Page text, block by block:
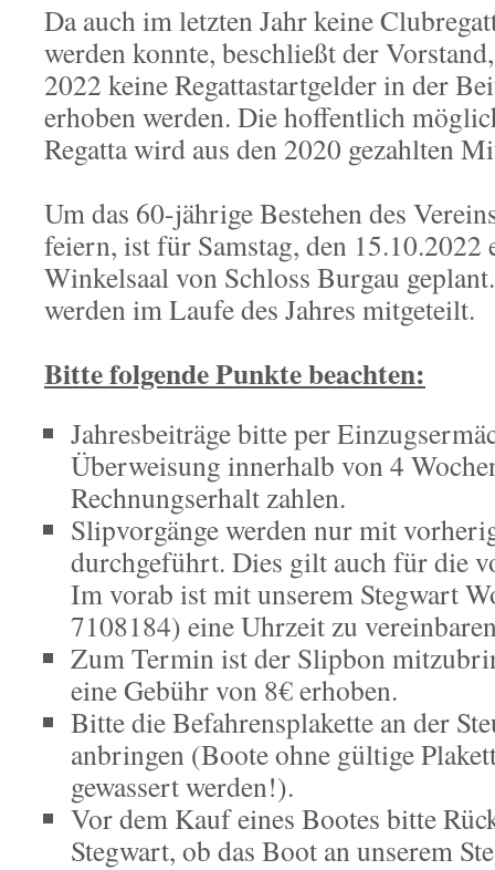
Da auch im letzten Jahr keine
werden konnte, beschließt der
2022 keine Regattastartgelder in der
erhoben werden. Die hoffentlich
Regatta wird aus den 2020 gezahlten
Um das 60-jährige Bestehen des
feiern, ist für Samstag, den
Winkelsaal von Schloss Burgau
werden im Laufe des Jahres mitgeteilt.
Bitte folgende Punkte beachten:
Jahresbeiträge bitte per
Überweisung innerhalb von 4
Rechnungserhalt zahlen.
Slipvorgänge werden nur mit
durchgeführt. Dies gilt auch für die
Im vorab ist mit unserem Stegwart
7108184) eine Uhrzeit zu
Zum Termin ist der Slipbon
eine Gebühr von 8€ erhoben.
Bitte die Befahrensplakette an der
anbringen (Boote ohne gültige
gewassert werden!).
Vor dem Kauf eines Bootes bitte
Stegwart, ob das Boot an unserem